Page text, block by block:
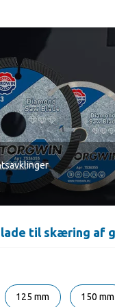
til skæring af
125 mm 150 mm